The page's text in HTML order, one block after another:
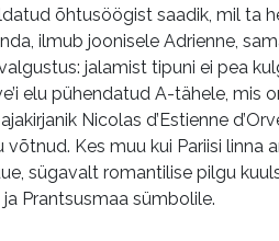
õhtusöögist saadik, mil ta
ilmub joonisele Adrienne,
jalamist tipuni ei pea
elu pühendatud A-tähele, mis
Nicolas d’Estienne
Kes muu kui Pariisi linna
sügavalt romantilise pilgu
Prantsusmaa sümbolile.